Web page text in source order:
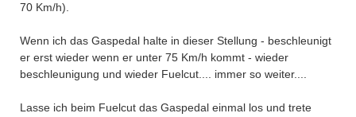
70 Km/h).
Wenn ich das Gaspedal halte in dieser Stellung - beschleunigt
er erst wieder wenn er unter 75 Km/h kommt - wieder
beschleunigung und wieder Fuelcut.... immer so weiter....
Lasse ich beim Fuelcut das Gaspedal einmal los und trete